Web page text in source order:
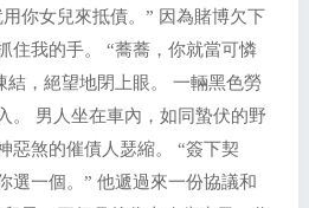
你女兒來抵債。” 因為賭博欠下
住我的手。 “蕎蕎，你就當可憐
結，絕望地閉上眼。 一輛黑色勞
。 男人坐在車內，如同蟄伏的野
惡煞的催債人瑟縮。 “簽下契
選一個。” 他遞過來一份協議和